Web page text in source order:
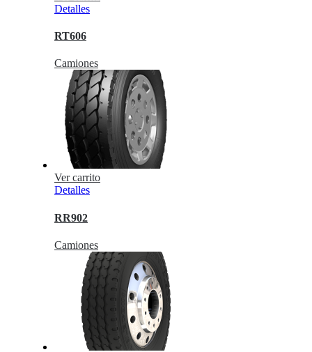
Detalles
RT606
Camiones
Ver carrito
Detalles
RR902
Camiones